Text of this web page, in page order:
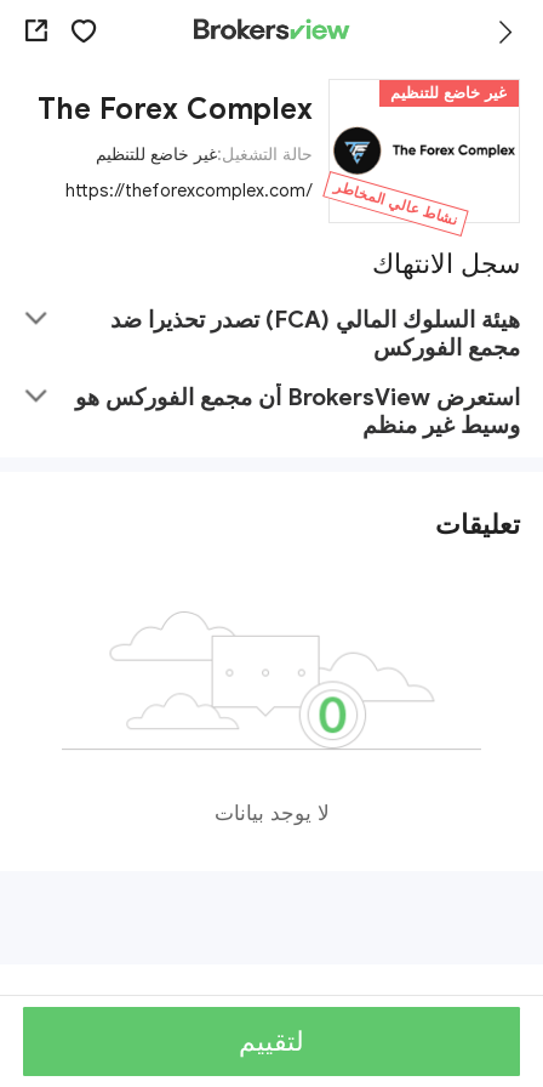
غير خاضع للتنظيم
نشاط عالي المخاطر
The Forex Complex
حالة التشغيل:غير خاضع للتنظيم
https://theforexcomplex.com/
سجل الانتهاك
هيئة السلوك المالي (FCA) تصدر تحذيرا ضد
مجمع الفوركس
استعرض BrokersView أن مجمع الفوركس هو
وسيط غير منظم
تعليقات
لا يوجد بيانات
لتقييم